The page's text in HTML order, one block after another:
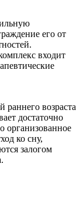
его от
входит
раннего возраста
достаточно
организованное
ко сну,
залогом